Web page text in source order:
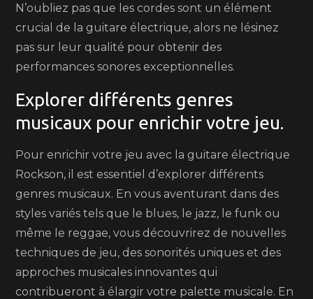
N’oubliez pas que les cordes sont un élément
crucial de la guitare électrique, alors ne lésinez
pas sur leur qualité pour obtenir des
performances sonores exceptionnelles.
Explorer différents genres
musicaux pour enrichir votre jeu.
Pour enrichir votre jeu avec la guitare électrique
Rockson, il est essentiel d’explorer différents
genres musicaux. En vous aventurant dans des
styles variés tels que le blues, le jazz, le funk ou
même le reggae, vous découvrirez de nouvelles
techniques de jeu, des sonorités uniques et des
approches musicales innovantes qui
contribueront à élargir votre palette musicale. En